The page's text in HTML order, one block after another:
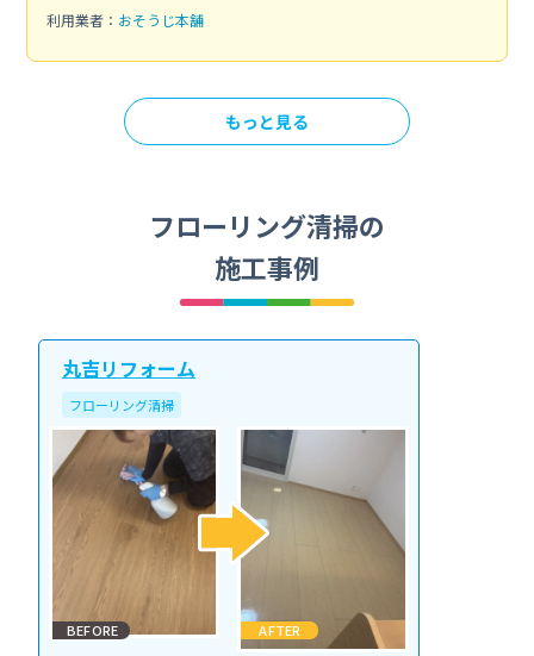
利用業者： おそうじ本舗
もっと見る
フローリング清掃の
施工事例
丸吉リフォーム
フローリング清掃
BEFORE AFTER